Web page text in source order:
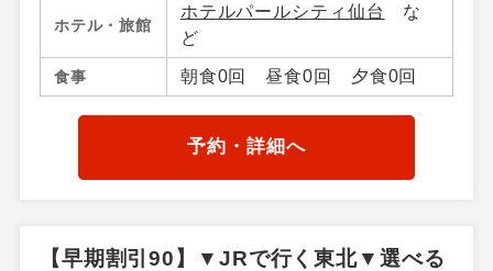
その他、山形県／山形市内・
山形蔵王・上山・赤湯温泉・
米沢・山形県その他、福島県
／福島市内・飯坂温泉・会津
若松・東山・芦ノ牧・喜多
方・熱塩温泉・磐梯高原・土
湯・高湯温泉周辺・郡山・福
ホテル・旅館
ホテルパールシティ仙台
な
ど
食事 朝食0回 昼食0回 夕食0回
予約・詳細へ
【早期割引90】▼JRで行く東北▼選べる